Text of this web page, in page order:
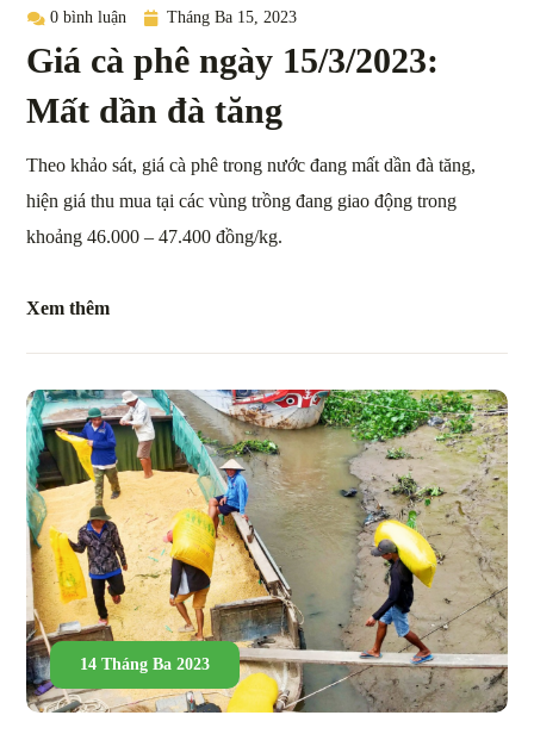
0 bình luận Tháng Ba 15, 2023
Giá cà phê ngày 15/3/2023:
Mất dần đà tăng
Theo khảo sát, giá cà phê trong nước đang mất dần đà tăng,
hiện giá thu mua tại các vùng trồng đang giao động trong
khoảng 46.000 – 47.400 đồng/kg.
Xem thêm
14 Tháng Ba 2023